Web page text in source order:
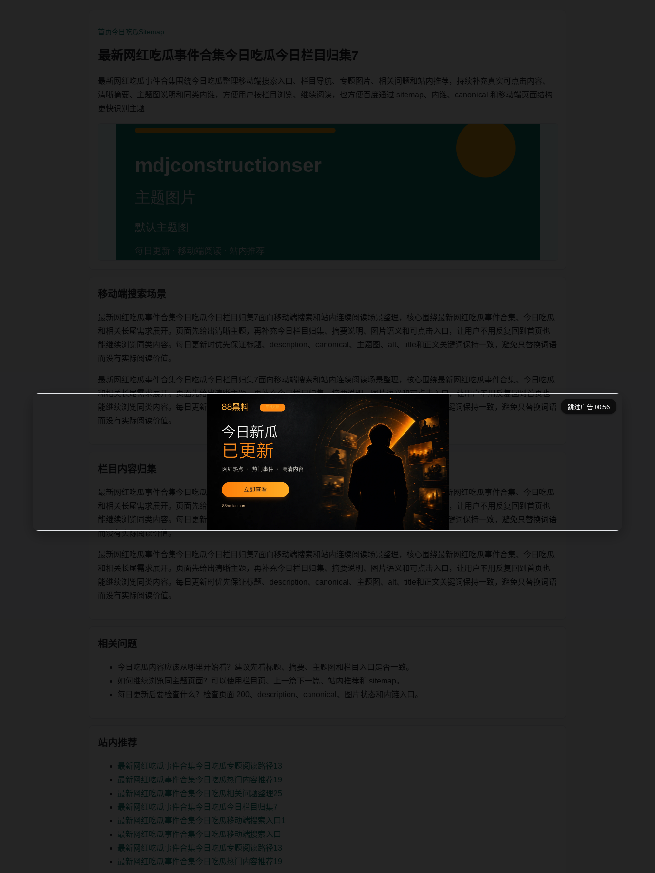
首页今日吃瓜Sitemap
最新网红吃瓜事件合集今日吃瓜今日栏目归集7
最新网红吃瓜事件合集围绕今日吃瓜整理移动端搜索入口、栏目导航、专题图片、相关问题和站内推荐，持续补充真实可点击内容、
清晰摘要、主题图说明和同类内链，方便用户按栏目浏览、继续阅读，也方便百度通过 sitemap、内链、canonical 和移动端页面结构
更快识别主题
移动端搜索场景
最新网红吃瓜事件合集今日吃瓜今日栏目归集7面向移动端搜索和站内连续阅读场景整理，核心围绕最新网红吃瓜事件合集、今日吃瓜
和相关长尾需求展开。页面先给出清晰主题，再补充今日栏目归集、摘要说明、图片语义和可点击入口，让用户不用反复回到首页也
能继续浏览同类内容。每日更新时优先保证标题、description、canonical、主题图、alt、title和正文关键词保持一致，避免只替换词语
而没有实际阅读价值。
最新网红吃瓜事件合集今日吃瓜今日栏目归集7面向移动端搜索和站内连续阅读场景整理，核心围绕最新网红吃瓜事件合集、今日吃瓜
和相关长尾需求展开。页面先给出清晰主题，再补充今日栏目归集、摘要说明、图片语义和可点击入口，让用户不用反复回到首页也
能继续浏览同类内容。每日更新时优先保证标题、description、canonical、主题图、alt、title和正文关键词保持一致，避免只替换词语
而没有实际阅读价值。
栏目内容归集
最新网红吃瓜事件合集今日吃瓜今日栏目归集7面向移动端搜索和站内连续阅读场景整理，核心围绕最新网红吃瓜事件合集、今日吃瓜
和相关长尾需求展开。页面先给出清晰主题，再补充今日栏目归集、摘要说明、图片语义和可点击入口，让用户不用反复回到首页也
能继续浏览同类内容。每日更新时优先保证标题、description、canonical、主题图、alt、title和正文关键词保持一致，避免只替换词语
而没有实际阅读价值。
最新网红吃瓜事件合集今日吃瓜今日栏目归集7面向移动端搜索和站内连续阅读场景整理，核心围绕最新网红吃瓜事件合集、今日吃瓜
和相关长尾需求展开。页面先给出清晰主题，再补充今日栏目归集、摘要说明、图片语义和可点击入口，让用户不用反复回到首页也
能继续浏览同类内容。每日更新时优先保证标题、description、canonical、主题图、alt、title和正文关键词保持一致，避免只替换词语
而没有实际阅读价值。
相关问题
今日吃瓜内容应该从哪里开始看？建议先看标题、摘要、主题图和栏目入口是否一致。
如何继续浏览同主题页面？可以使用栏目页、上一篇下一篇、站内推荐和 sitemap。
每日更新后要检查什么？检查页面 200、description、canonical、图片状态和内链入口。
站内推荐
最新网红吃瓜事件合集今日吃瓜专题阅读路径13
最新网红吃瓜事件合集今日吃瓜热门内容推荐19
最新网红吃瓜事件合集今日吃瓜相关问题整理25
最新网红吃瓜事件合集今日吃瓜今日栏目归集7
最新网红吃瓜事件合集今日吃瓜移动端搜索入口1
最新网红吃瓜事件合集今日吃瓜移动端搜索入口
最新网红吃瓜事件合集今日吃瓜专题阅读路径13
最新网红吃瓜事件合集今日吃瓜热门内容推荐19
跳过广告 00:56